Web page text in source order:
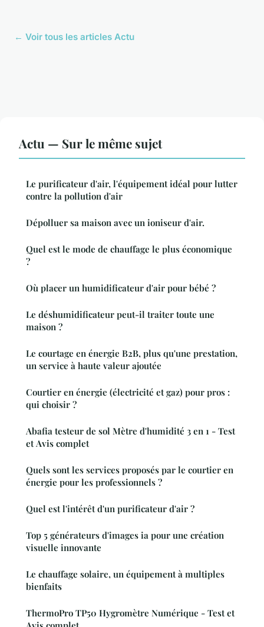
← Voir tous les articles Actu
Actu — Sur le même sujet
Le purificateur d'air, l'équipement idéal pour lutter
contre la pollution d'air
Dépolluer sa maison avec un ioniseur d'air.
Quel est le mode de chauffage le plus économique
?
Où placer un humidificateur d'air pour bébé ?
Le déshumidificateur peut-il traiter toute une
maison ?
Le courtage en énergie B2B, plus qu'une prestation,
un service à haute valeur ajoutée
Courtier en énergie (électricité et gaz) pour pros :
qui choisir ?
Abafia testeur de sol Mètre d'humidité 3 en 1 - Test
et Avis complet
Quels sont les services proposés par le courtier en
énergie pour les professionnels ?
Quel est l'intérêt d'un purificateur d'air ?
Top 5 générateurs d'images ia pour une création
visuelle innovante
Le chauffage solaire, un équipement à multiples
bienfaits
ThermoPro TP50 Hygromètre Numérique - Test et